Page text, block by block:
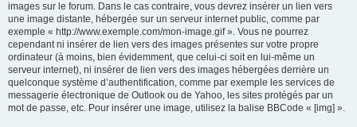
images sur le forum. Dans le cas contraire, vous devrez insérer un lien vers
une image distante, hébergée sur un serveur internet public, comme par
exemple « http://www.exemple.com/mon-image.gif ». Vous ne pourrez
cependant ni insérer de lien vers des images présentes sur votre propre
ordinateur (à moins, bien évidemment, que celui-ci soit en lui-même un
serveur internet), ni insérer de lien vers des images hébergées derrière un
quelconque système d’authentification, comme par exemple les services de
messagerie électronique de Outlook ou de Yahoo, les sites protégés par un
mot de passe, etc. Pour insérer une image, utilisez la balise BBCode « [img] ».